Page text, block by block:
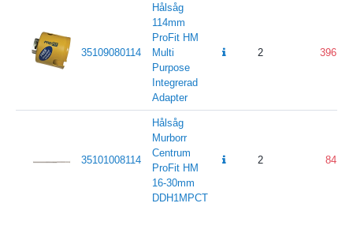
35109080114
Hålsåg
114mm
ProFit HM
Multi
Purpose
Integrerad
Adapter
2 396
35101008114
Hålsåg
Murborr
Centrum
ProFit HM
16-30mm
DDH1MPCT
2 84